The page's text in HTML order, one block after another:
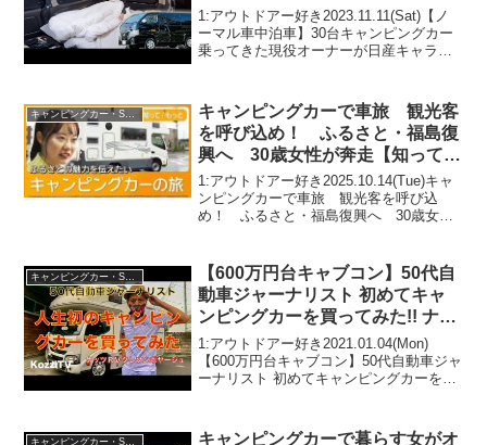
で感じたメリット/デメリット
1:アウトドアー好き2023.11.11(Sat)【ノ
ーマル車中泊車】30台キャンピングカー
乗ってきた現役オーナーが日産キャラバ
いで！！2:アウトドアー好き2023....
キャンピングカー・SUV人気車種
キャンピングカーで車旅 観光客
を呼び込め！ ふるさと・福島復
興へ 30歳女性が奔走【知っても
っと】【グッド！モーニング】
(2025年10月13日)
1:アウトドアー好き2025.10.14(Tue)キャ
ンピングカーで車旅 観光客を呼び込
め！ ふるさと・福島復興へ 30歳女性
題らしいぞ、見逃さないで！！2:...
【600万円台キャブコン】50代自
動車ジャーナリスト 初めてキャ
ンピングカーを買ってみた!! ナッ
ツRVクレソンボヤージュ
1:アウトドアー好き2021.01.04(Mon)
【600万円台キャブコン】50代自動車ジャ
ーナリスト 初めてキャンピングカーを買
で！！2:アウトドアー好き2021...
キャンピングカーで暮らす女がオ